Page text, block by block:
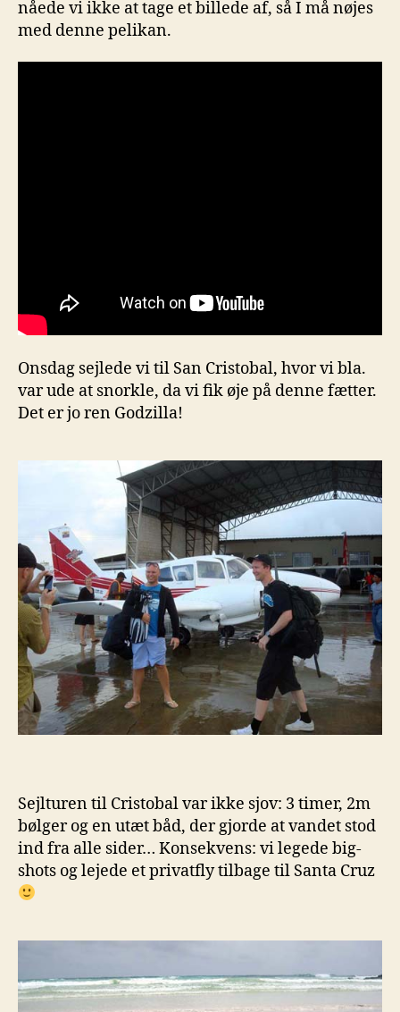
nåede vi ikke at tage et billede af, så I må nøjes
med denne pelikan.
Onsdag sejlede vi til San Cristobal, hvor vi bla.
var ude at snorkle, da vi fik øje på denne fætter.
Det er jo ren Godzilla!
Sejlturen til Cristobal var ikke sjov: 3 timer, 2m
bølger og en utæt båd, der gjorde at vandet stod
ind fra alle sider… Konsekvens: vi legede big-
shots og lejede et privatfly tilbage til Santa Cruz